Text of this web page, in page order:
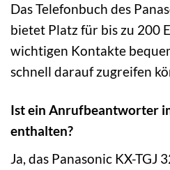
Das Telefonbuch des
bietet Platz für bis zu 200
wichtigen Kontakte
schnell darauf zugreifen
Ist ein Anrufbeantworter
enthalten?
Ja, das Panasonic KX-